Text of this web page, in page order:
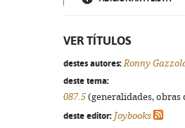
VER TÍTULOS
destes autores: Ronny
deste tema:
087.5 (generalidades,
deste editor: Joybooks